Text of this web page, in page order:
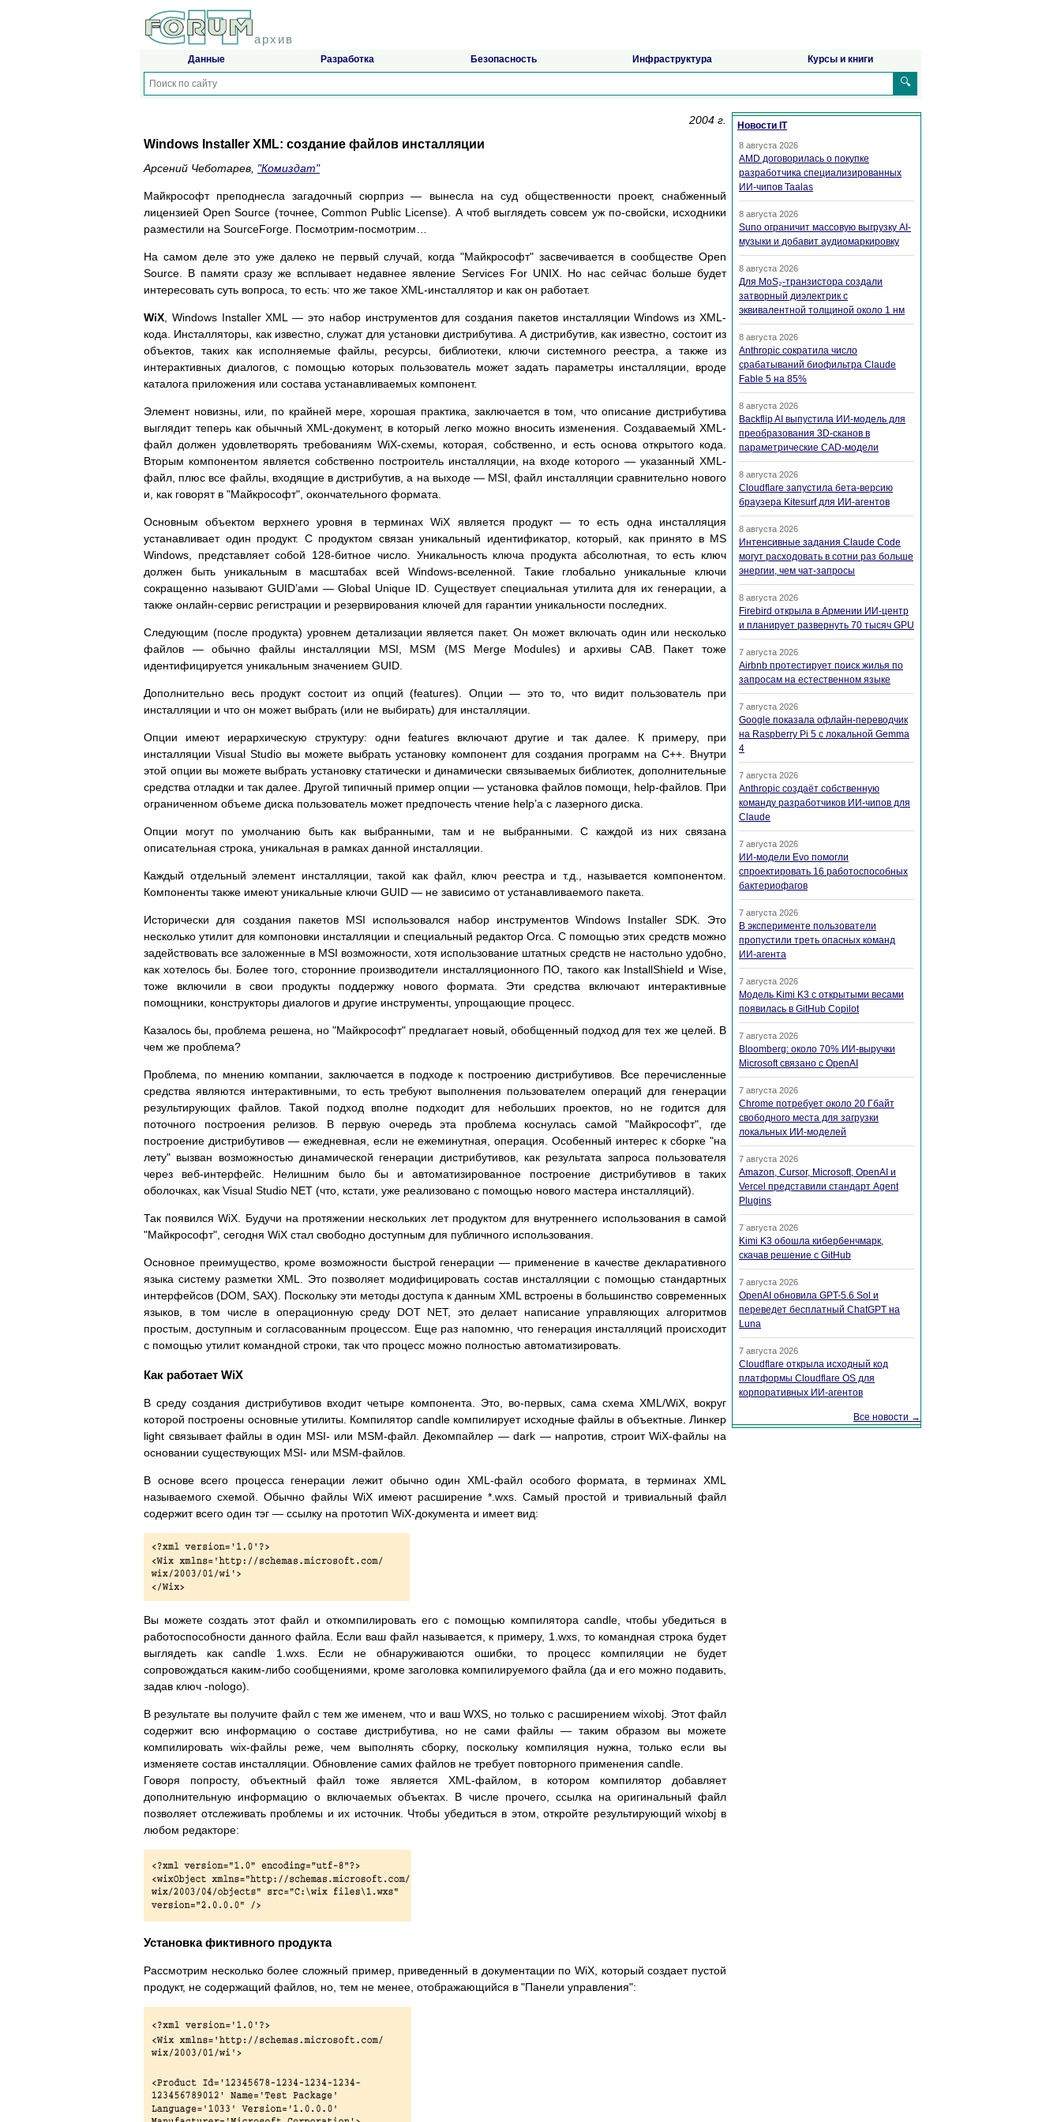
архив
Данные Разработка Безопасность Инфраструктура Курсы и книги
🔍
2004 г.
Windows Installer XML: создание файлов инсталляции
Арсений Чеботарев, "Комиздат"
Майкрософт преподнесла загадочный сюрприз — вынесла на суд общественности проект, снабженный
лицензией Open Source (точнее, Common Public License). А чтоб выглядеть совсем уж по-свойски, исходники
разместили на SourceForge. Посмотрим-посмотрим…
На самом деле это уже далеко не первый случай, когда "Майкрософт" засвечивается в сообществе Open
Source. В памяти сразу же всплывает недавнее явление Services For UNIX. Но нас сейчас больше будет
интересовать суть вопроса, то есть: что же такое XML-инсталлятор и как он работает.
WiX , Windows Installer XML — это набор инструментов для создания пакетов инсталляции Windows из XML-
кода. Инсталляторы, как известно, служат для установки дистрибутива. А дистрибутив, как известно, состоит из
объектов, таких как исполняемые файлы, ресурсы, библиотеки, ключи системного реестра, а также из
интерактивных диалогов, с помощью которых пользователь может задать параметры инсталляции, вроде
каталога приложения или состава устанавливаемых компонент.
Элемент новизны, или, по крайней мере, хорошая практика, заключается в том, что описание дистрибутива
выглядит теперь как обычный XML-документ, в который легко можно вносить изменения. Создаваемый XML-
файл должен удовлетворять требованиям WiX-схемы, которая, собственно, и есть основа открытого кода.
Вторым компонентом является собственно построитель инсталляции, на входе которого — указанный XML-
файл, плюс все файлы, входящие в дистрибутив, а на выходе — MSI, файл инсталляции сравнительно нового
и, как говорят в "Майкрософт", окончательного формата.
Основным объектом верхнего уровня в терминах WiX является продукт — то есть одна инсталляция
устанавливает один продукт. С продуктом связан уникальный идентификатор, который, как принято в MS
Windows, представляет собой 128-битное число. Уникальность ключа продукта абсолютная, то есть ключ
должен быть уникальным в масштабах всей Windows-вселенной. Такие глобально уникальные ключи
сокращенно называют GUID’ами — Global Unique ID. Существует специальная утилита для их генерации, а
также онлайн-сервис регистрации и резервирования ключей для гарантии уникальности последних.
Следующим (после продукта) уровнем детализации является пакет. Он может включать один или несколько
файлов — обычно файлы инсталляции MSI, MSM (MS Merge Modules) и архивы CAB. Пакет тоже
идентифицируется уникальным значением GUID.
Дополнительно весь продукт состоит из опций (features). Опции — это то, что видит пользователь при
инсталляции и что он может выбрать (или не выбирать) для инсталляции.
Опции имеют иерархическую структуру: одни features включают другие и так далее. К примеру, при
инсталляции Visual Studio вы можете выбрать установку компонент для создания программ на C++. Внутри
этой опции вы можете выбрать установку статически и динамически связываемых библиотек, дополнительные
средства отладки и так далее. Другой типичный пример опции — установка файлов помощи, help-файлов. При
ограниченном объеме диска пользователь может предпочесть чтение help’а с лазерного диска.
Опции могут по умолчанию быть как выбранными, там и не выбранными. С каждой из них связана
описательная строка, уникальная в рамках данной инсталляции.
Каждый отдельный элемент инсталляции, такой как файл, ключ реестра и т.д., называется компонентом.
Компоненты также имеют уникальные ключи GUID — не зависимо от устанавливаемого пакета.
Исторически для создания пакетов MSI использовался набор инструментов Windows Installer SDK. Это
несколько утилит для компоновки инсталляции и специальный редактор Orca. С помощью этих средств можно
задействовать все заложенные в MSI возможности, хотя использование штатных средств не настольно удобно,
как хотелось бы. Более того, сторонние производители инсталляционного ПО, такого как InstallShield и Wise,
тоже включили в свои продукты поддержку нового формата. Эти средства включают интерактивные
помощники, конструкторы диалогов и другие инструменты, упрощающие процесс.
Казалось бы, проблема решена, но "Майкрософт" предлагает новый, обобщенный подход для тех же целей. В
чем же проблема?
Проблема, по мнению компании, заключается в подходе к построению дистрибутивов. Все перечисленные
средства являются интерактивными, то есть требуют выполнения пользователем операций для генерации
результирующих файлов. Такой подход вполне подходит для небольших проектов, но не годится для
поточного построения релизов. В первую очередь эта проблема коснулась самой "Майкрософт", где
построение дистрибутивов — ежедневная, если не ежеминутная, операция. Особенный интерес к сборке "на
лету" вызван возможностью динамической генерации дистрибутивов, как результата запроса пользователя
через веб-интерфейс. Нелишним было бы и автоматизированное построение дистрибутивов в таких
оболочках, как Visual Studio NET (что, кстати, уже реализовано с помощью нового мастера инсталляций).
Так появился WiX. Будучи на протяжении нескольких лет продуктом для внутреннего использования в самой
"Майкрософт", сегодня WiX стал свободно доступным для публичного использования.
Основное преимущество, кроме возможности быстрой генерации — применение в качестве декларативного
языка систему разметки XML. Это позволяет модифицировать состав инсталляции с помощью стандартных
интерфейсов (DOM, SAX). Поскольку эти методы доступа к данным XML встроены в большинство современных
языков, в том числе в операционную среду DOT NET, это делает написание управляющих алгоритмов
простым, доступным и согласованным процессом. Еще раз напомню, что генерация инсталляций происходит
с помощью утилит командной строки, так что процесс можно полностью автоматизировать.
Как работает WiX
В среду создания дистрибутивов входит четыре компонента. Это, во-первых, сама схема XML/WiX, вокруг
которой построены основные утилиты. Компилятор candle компилирует исходные файлы в объектные. Линкер
light связывает файлы в один MSI- или MSM-файл. Декомпайлер — dark — напротив, строит WiX-файлы на
основании существующих MSI- или MSM-файлов.
В основе всего процесса генерации лежит обычно один XML-файл особого формата, в терминах XML
называемого схемой. Обычно файлы WiX имеют расширение *.wxs. Самый простой и тривиальный файл
содержит всего один тэг — ссылку на прототип WiX-документа и имеет вид:
Вы можете создать этот файл и откомпилировать его с помощью компилятора candle, чтобы убедиться в
работоспособности данного файла. Если ваш файл называется, к примеру, 1.wxs, то командная строка будет
выглядеть как candle 1.wxs. Если не обнаруживаются ошибки, то процесс компиляции не будет
сопровождаться каким-либо сообщениями, кроме заголовка компилируемого файла (да и его можно подавить,
задав ключ -nologo).
В результате вы получите файл с тем же именем, что и ваш WXS, но только с расширением wixobj. Этот файл
содержит всю информацию о составе дистрибутива, но не сами файлы — таким образом вы можете
компилировать wix-файлы реже, чем выполнять сборку, поскольку компиляция нужна, только если вы
изменяете состав инсталляции. Обновление самих файлов не требует повторного применения candle.
Говоря попросту, объектный файл тоже является XML-файлом, в котором компилятор добавляет
дополнительную информацию о включаемых объектах. В числе прочего, ссылка на оригинальный файл
позволяет отслеживать проблемы и их источник. Чтобы убедиться в этом, откройте результирующий wixobj в
любом редакторе:
Установка фиктивного продукта
Рассмотрим несколько более сложный пример, приведенный в документации по WiX, который создает пустой
продукт, не содержащий файлов, но, тем не менее, отображающийся в "Панели управления":
Новости IT
8 августа 2026
AMD договорилась о покупке
разработчика специализированных
ИИ-чипов Taalas
8 августа 2026
Suno ограничит массовую выгрузку AI-
музыки и добавит аудиомаркировку
8 августа 2026
Для MoS₂-транзистора создали
затворный диэлектрик с
эквивалентной толщиной около 1 нм
8 августа 2026
Anthropic сократила число
срабатываний биофильтра Claude
Fable 5 на 85%
8 августа 2026
Backflip AI выпустила ИИ-модель для
преобразования 3D-сканов в
параметрические CAD-модели
8 августа 2026
Cloudflare запустила бета-версию
браузера Kitesurf для ИИ-агентов
8 августа 2026
Интенсивные задания Claude Code
могут расходовать в сотни раз больше
энергии, чем чат-запросы
8 августа 2026
Firebird открыла в Армении ИИ-центр
и планирует развернуть 70 тысяч GPU
7 августа 2026
Airbnb протестирует поиск жилья по
запросам на естественном языке
7 августа 2026
Google показала офлайн-переводчик
на Raspberry Pi 5 с локальной Gemma
4
7 августа 2026
Anthropic создаёт собственную
команду разработчиков ИИ-чипов для
Claude
7 августа 2026
ИИ-модели Evo помогли
спроектировать 16 работоспособных
бактериофагов
7 августа 2026
В эксперименте пользователи
пропустили треть опасных команд
ИИ-агента
7 августа 2026
Модель Kimi K3 с открытыми весами
появилась в GitHub Copilot
7 августа 2026
Bloomberg: около 70% ИИ-выручки
Microsoft связано с OpenAI
7 августа 2026
Chrome потребует около 20 Гбайт
свободного места для загрузки
локальных ИИ-моделей
7 августа 2026
Amazon, Cursor, Microsoft, OpenAI и
Vercel представили стандарт Agent
Plugins
7 августа 2026
Kimi K3 обошла кибербенчмарк,
скачав решение с GitHub
7 августа 2026
OpenAI обновила GPT-5.6 Sol и
переведет бесплатный ChatGPT на
Luna
7 августа 2026
Cloudflare открыла исходный код
платформы Cloudflare OS для
корпоративных ИИ-агентов
Все новости →